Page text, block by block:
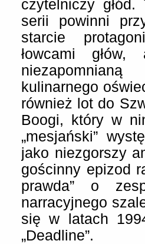
czytelniczy
serii powinni
starcie
łowcami
kulinarnego
również lot do
Boogi, który w
„mesjański”
jako niezgorszy
gościnny epizod
prawda” o
narracyjnego
się w latach
„Deadline”.